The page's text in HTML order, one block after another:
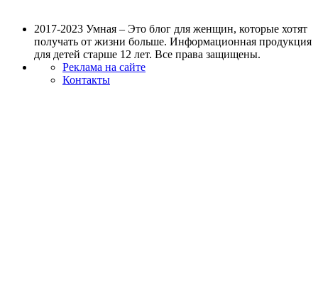
2017-2023 Умная – Это блог для женщин, которые хотят
получать от жизни больше. Информационная продукция
для детей старше 12 лет. Все права защищены.
Реклама на сайте
Контакты